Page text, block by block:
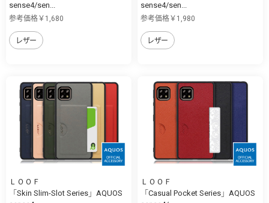
sense4/sen...
参考価格￥1,680
レザー
sense4/sen...
参考価格￥1,980
レザー
ＬＯＯＦ
「Skin Slim-Slot Series」AQUOS
ＬＯＯＦ
「Casual Pocket Series」AQUOS